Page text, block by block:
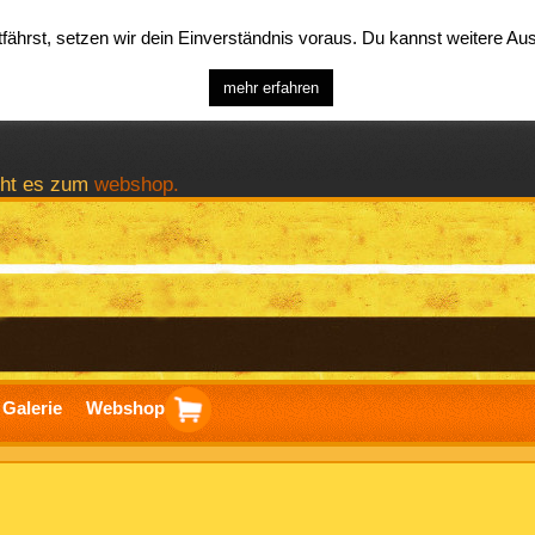
es zum webshop.
Galerie Webshop
setzen wir dein Einverständnis voraus. Du kannst weitere
mehr erfahren